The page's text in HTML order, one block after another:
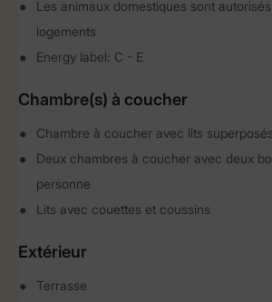
Les animaux domestiques sont
logements
Energy label: C - E
Chambre(s) à coucher
Chambre à coucher avec lits superposés
Deux chambres à coucher avec deux
personne
Lits avec couettes et coussins
Extérieur
Terrasse